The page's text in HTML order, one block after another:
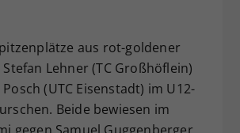
aus rot-goldener
Lehner (TC Großhöflein)
(UTC Eisenstadt) im U12-
Beide bewiesen im